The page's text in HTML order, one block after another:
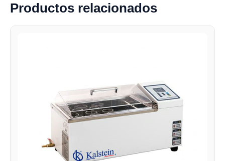
Productos relacionados